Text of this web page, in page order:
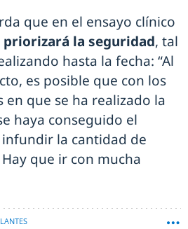
que en el ensayo clínico
priorizará la seguridad, tal
hasta la fecha: “Al
es posible que con los
que se ha realizado la
haya conseguido el
la cantidad de
que ir con mucha